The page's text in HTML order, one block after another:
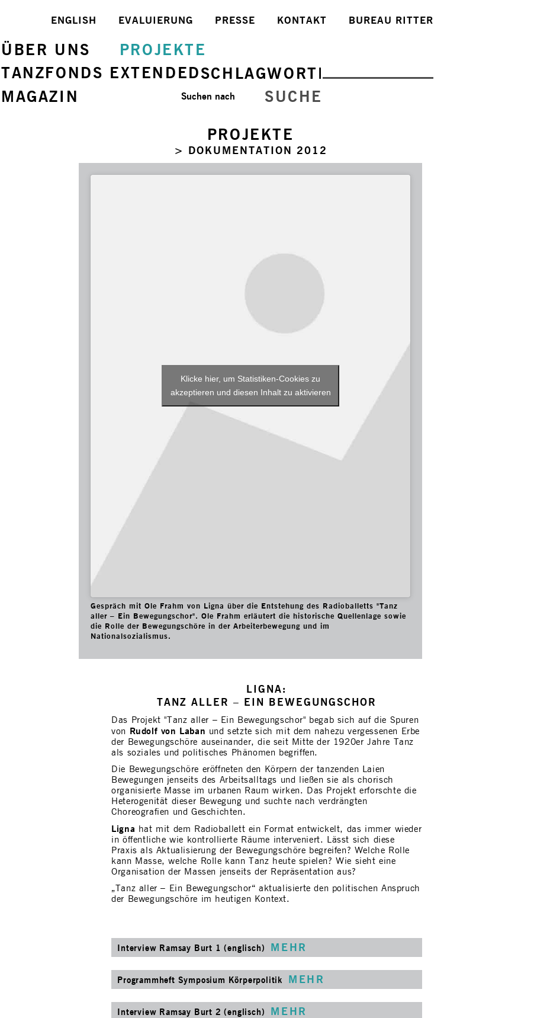
BUREAU RITTER
KONTAKT
PRESSE
EVALUIERUNG
ENGLISH
ÜBER UNS
PROJEKTE
TANZFONDS EXTENDEDSCHLAGWORTE
MAGAZIN
SUCHE
Suchen nach
PROJEKTE
> DOKUMENTATION 2012
Klicke hier, um Statistiken-Cookies zu
akzeptieren und diesen Inhalt zu aktivieren
Gespräch mit Ole Frahm von Ligna über die Entstehung des Radioballetts "Tanz
aller – Ein Bewegungschor". Ole Frahm erläutert die historische Quellenlage sowie
die Rolle der Bewegungschöre in der Arbeiterbewegung und im
Nationalsozialismus.
LIGNA:
TANZ ALLER – EIN BEWE­GUNGSCHOR
Das Projekt "Tanz aller – Ein Bewegungschor" begab sich auf die Spuren
von Rudolf von Laban und setzte sich mit dem nahezu vergessenen Erbe
der Bewegungschöre auseinander, die seit Mitte der 1920er Jahre Tanz
als soziales und politisches Phänomen begriffen.
Die Bewegungschöre eröffneten den Körpern der tanzenden Laien
Bewegungen jenseits des Arbeitsalltags und ließen sie als chorisch
organisierte Masse im urbanen Raum wirken. Das Projekt erforschte die
Heterogenität dieser Bewegung und suchte nach verdrängten
Choreografien und Geschichten.
Ligna hat mit dem Radioballett ein Format entwickelt, das immer wieder
in öffentliche wie kontrollierte Räume interveniert. Lässt sich diese
Praxis als Aktualisierung der Bewegungschöre begreifen? Welche Rolle
kann Masse, welche Rolle kann Tanz heute spielen? Wie sieht eine
Organisation der Massen jenseits der Repräsentation aus?
„Tanz aller – Ein Bewegungschor“ aktualisierte den politischen Anspruch
der Bewegungschöre im heutigen Kontext.
Interview Ramsay Burt 1 (englisch) MEHR
Programmheft Symposium Körperpolitik MEHR
Interview Ramsay Burt 2 (englisch) MEHR